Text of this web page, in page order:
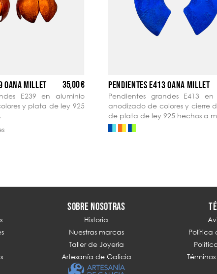
OANA MILLET 35,00 €
E239 en aluminio
y plata de ley 925
PENDIENTES E413 OANA MILLET
Pendientes grandes E413 en
anodizado de colores y cierre
de plata de ley 925 hechos a
SOBRE NOSOTRAS
Historia
Nuestras marcas
Taller de Joyería
Artesanía de Galicia
Política